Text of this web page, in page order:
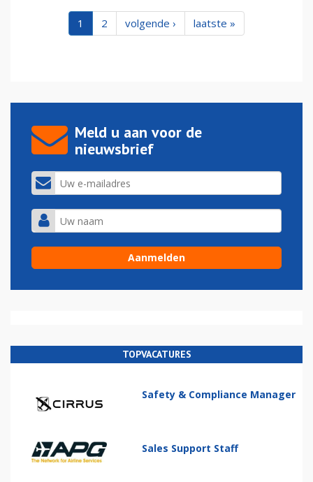
1 2 volgende › laatste »
Meld u aan voor de
nieuwsbrief
TOPVACATURES
Safety & Compliance Manager
Sales Support Staff